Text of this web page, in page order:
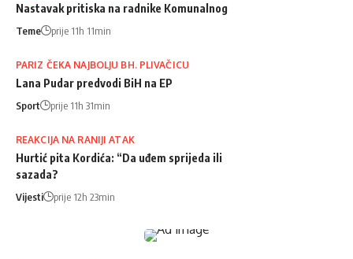
Nastavak pritiska na radnike Komunalnog
Teme prije 11h 11min
PARIZ ČEKA NAJBOLJU BH. PLIVAČICU
Lana Pudar predvodi BiH na EP
Sport prije 11h 31min
REAKCIJA NA RANIJI ATAK
Hurtić pita Kordića: “Da uđem sprijeda ili
sazada?
Vijesti prije 12h 23min